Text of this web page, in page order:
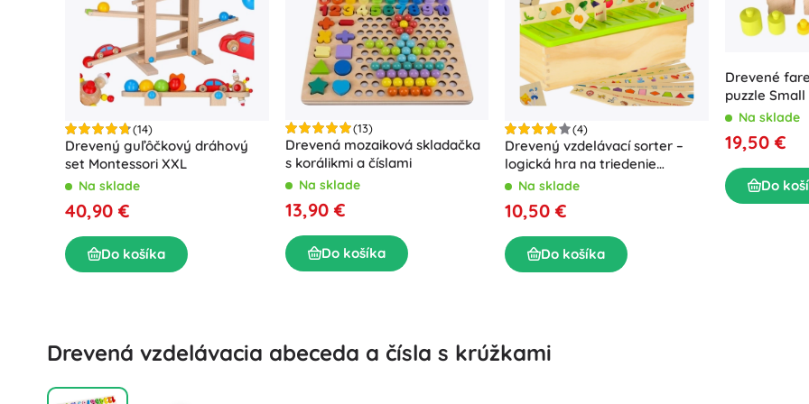
Výbava pre najmenších
Dekorácie
Bezpečnosť
Organizácia
Kancelárske potreby
Organizácia
Nábytok
Práčovňa
Vešanie a sušenie bielizne
Koše na bielizeň
Doplnky do práčky
Drevené náučné hračky
Stavebnice a skladačky
Motorické hračky
Montessori hračky
Didaktické hračky
Hry a hlavolamy
Škola
Hračky pre najmenších
Záhradné osvetlenie Grilovanie
Hudba Kreslenie a písanie
(14)
Drevený guľôčkový dráhový
set Montessori XXL
Na sklade
40,90 €
Do košíka
(13)
Drevená mozaiková skladačka
s korálikmi a číslami
Na sklade
13,90 €
Do košíka
(4)
Drevený vzdelávací sorter –
logická hra na triedenie
obrázkov a tvarov
Na sklade
10,50 €
Do košíka
Drevené
puzzle Small
Na sklade
19,50 €
Do
Drevená vzdelávacia abeceda a čísla s krúžkami